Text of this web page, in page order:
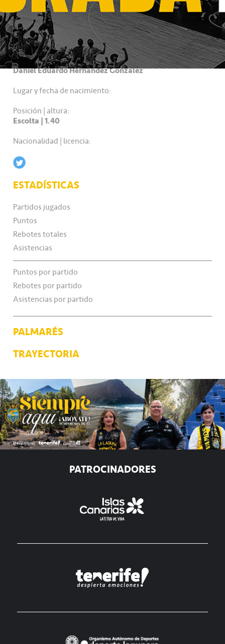
DATOS PERSONALES
Nombre completo:
Daniel Eduardo Hernández González
Lugar y fecha de nacimiento:
Posición | altura:
Escolta | 1.40
Nacionalidad | licencia:
ESTADÍSTICAS
Partidos jugados
Puntos
Rebotes totales
Asistencias
Puntos por partido
Rebotes por partido
Asistencias por partido
PALMARÉS
TRAYECTORIA
PATROCINADORES